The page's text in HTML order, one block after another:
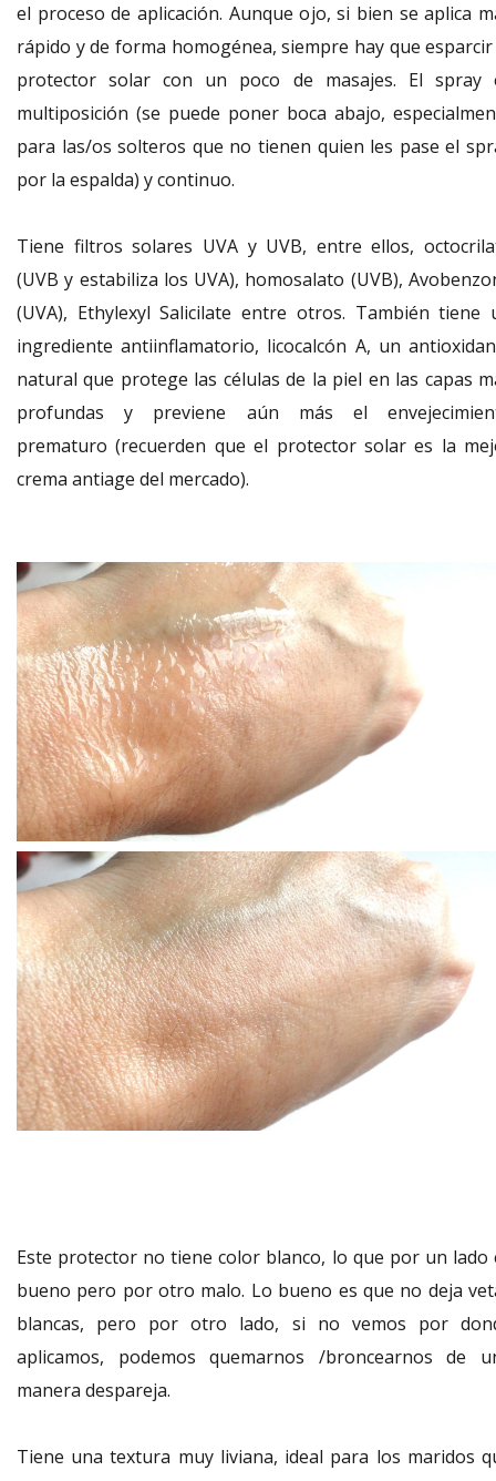
el proceso de aplicación. Aunque ojo, si bien se aplica
rápido y de forma homogénea, siempre hay que
protector solar con un poco de masajes. El spray
multiposición (se puede poner boca abajo,
para las/os solteros que no tienen quien les pase el
por la espalda) y continuo.
Tiene filtros solares UVA y UVB, entre ellos,
(UVB y estabiliza los UVA), homosalato (UVB),
(UVA), Ethylexyl Salicilate entre otros. También tiene
ingrediente antiinflamatorio, licocalcón A, un
natural que protege las células de la piel en las capas
profundas y previene aún más el
prematuro (recuerden que el protector solar es la
crema antiage del mercado).
Este protector no tiene color blanco, lo que por un lado
bueno pero por otro malo. Lo bueno es que no deja
blancas, pero por otro lado, si no vemos por
aplicamos, podemos quemarnos /broncearnos de
manera despareja.
Tiene una textura muy liviana, ideal para los maridos